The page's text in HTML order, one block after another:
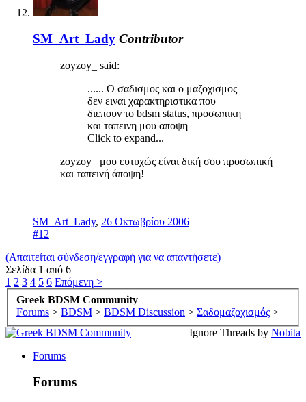
SM_Art_Lady Contributor
zoyzoy_ said:
...... Ο σαδισμος και ο μαζοχισμος
δεν ειναι χαρακτηριστικα που
διεπουν το bdsm status, προσωπικη
και ταπεινη μου αποψη
Click to expand...
zoyzoy_ μου ευτυχώς είναι δική σου προσωπική
και ταπεινή άποψη!
SM_Art_Lady, 26 Οκτωβρίου 2006
#12
(Απαιτείται σύνδεση/εγγραφή για να απαντήσετε)
Σελίδα 1 από 6
1 2 3 4 5 6 Επόμενη >
Greek BDSM Community
Forums > BDSM > BDSM Discussion > Σαδομαζοχισμός >
Ignore Threads by Nobita
Forums
Forums